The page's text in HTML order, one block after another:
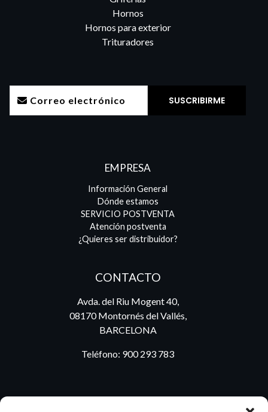
Hornos
Hornos para exterior
Trituradores
EMPRESA
Información General
Dónde estamos
SERVICIO POSTVENTA
Atención postventa
¿Quieres ser distribuidor?
CONTACTO
Avda. del Riu Mogent 40,
08170 Montornés del Vallés,
BARCELONA
Teléfono: 900 293 783